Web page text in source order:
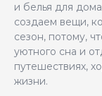
и белья для
создаем вещи,
сезон, потому,
уютного сна и
путешествиях,
жизни.